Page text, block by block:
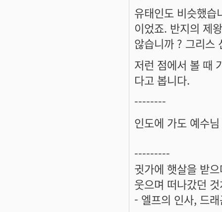
유태인도 비슷했
이었죠. 반지의 제
않습니까 ? 그리스
저런 점에서 볼 때
다고 봅니다.
--------
인도에 가도 예수
---------
귓가에 햇살을 받
웃으며 떠나갔던
- 엘프의 인사, 드